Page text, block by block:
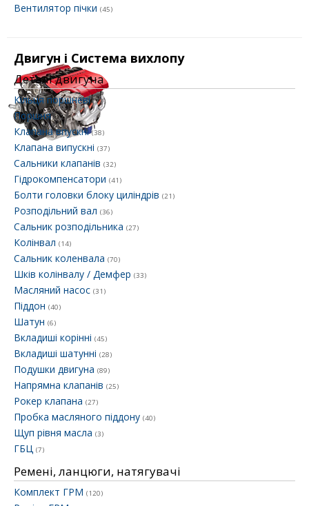
Вентилятор пічки (45)
Двигун і Система вихлопу
Деталі двигуна
Кільця поршневі(73)
Поршня(62)
Клапана впускні(38)
Клапана випускні (37)
Сальники клапанів (32)
Гідрокомпенсатори (41)
Болти головки блоку циліндрів (21)
Розподільний вал (36)
Сальник розподільника (27)
Колінвал (14)
Сальник коленвала (70)
Шків колінвалу / Демфер (33)
Масляний насос (31)
Піддон (40)
Шатун (6)
Вкладиші корінні (45)
Вкладиші шатунні (28)
Подушки двигуна (89)
Напрямна клапанів (25)
Рокер клапана (27)
Пробка масляного піддону (40)
Щуп рівня масла (3)
ГБЦ (7)
Ремені, ланцюги, натягувачі
Комплект ГРМ (120)